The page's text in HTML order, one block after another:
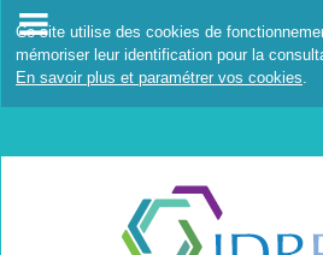
Ce site utilise des cookies de
mémoriser leur identification pour la
En savoir plus et paramétrer vos cookies